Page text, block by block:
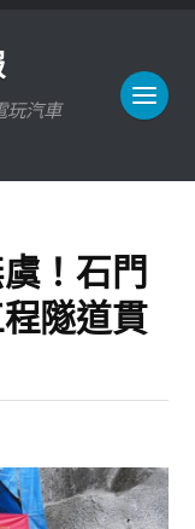
玩汽車
！石門
隧道貫